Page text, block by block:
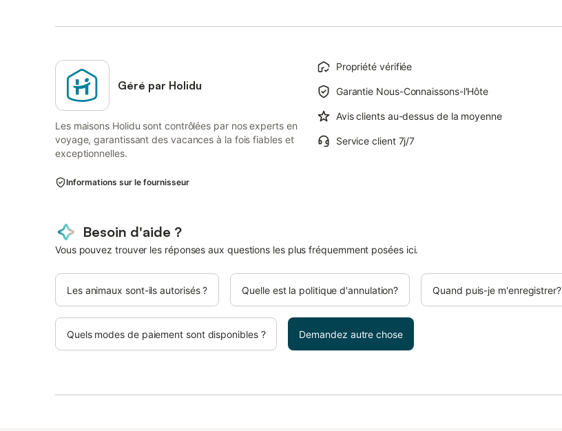
Géré par Holidu
Les maisons Holidu sont contrôlées par nos experts en
voyage, garantissant des vacances à la fois fiables et
exceptionnelles.
Propriété vérifiée
Garantie Nous-Connaissons-l'Hôte
Avis clients au-dessus de la moyenne
Service client 7j/7
Informations sur le fournisseur
Besoin d'aide ?
Vous pouvez trouver les réponses aux questions les plus fréquemment posées ici.
Les animaux sont-ils autorisés ? Quelle est la politique d'annulation? Quand puis-je m'enregistrer?
Quels modes de paiement sont disponibles ? Demandez autre chose